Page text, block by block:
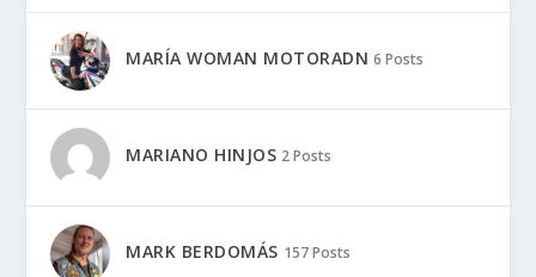
MARÍA WOMAN MOTORADN 6 Posts
MARIANO HINJOS 2 Posts
MARK BERDOMÁS 157 Posts